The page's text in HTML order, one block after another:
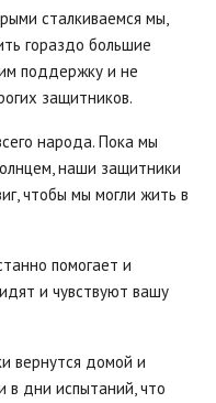
сталкиваемся мы,
гораздо большие
поддержку и не
защитников.
народа. Пока мы
наши защитники
чтобы мы могли жить в
помогает и
и чувствуют вашу
вернутся домой и
в дни испытаний, что